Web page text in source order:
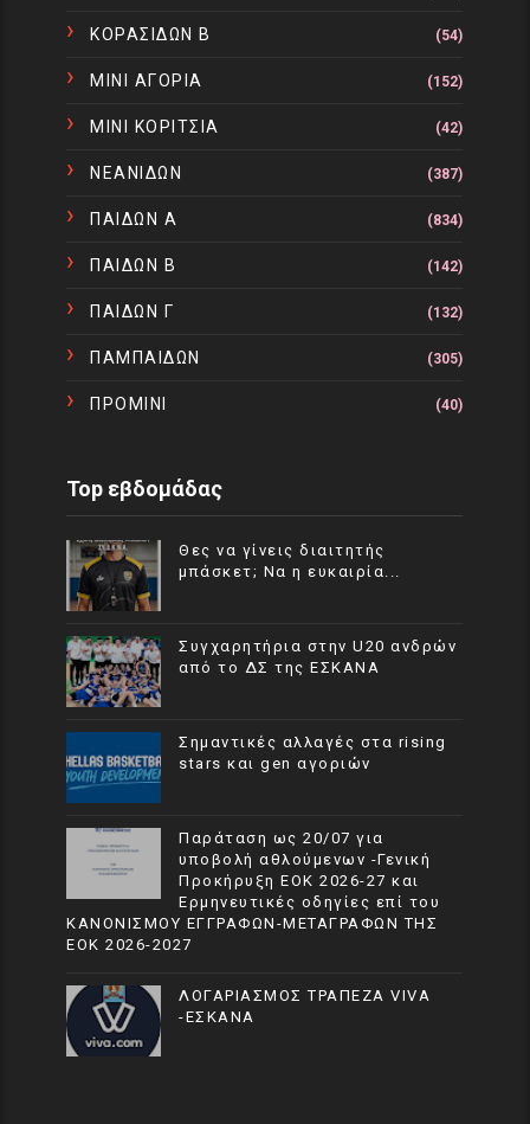
ΚΟΡΑΣΙΔΩΝ Β (54)
ΜΙΝΙ ΑΓΟΡΙΑ (152)
ΜΙΝΙ ΚΟΡΙΤΣΙΑ (42)
ΝΕΑΝΙΔΩΝ (387)
ΠΑΙΔΩΝ Α (834)
ΠΑΙΔΩΝ Β (142)
ΠΑΙΔΩΝ Γ (132)
ΠΑΜΠΑΙΔΩΝ (305)
ΠΡΟΜΙΝΙ (40)
Top εβδομάδας
Θες να γίνεις διαιτητής
μπάσκετ; Να η ευκαιρία...
Συγχαρητήρια στην U20 ανδρών
από το ΔΣ της ΕΣΚΑΝΑ
Σημαντικές αλλαγές στα rising
stars και gen αγοριών
Παράταση ως 20/07 για
υποβολή αθλούμενων -Γενική
Προκήρυξη ΕΟΚ 2026-27 και
Ερμηνευτικές οδηγίες επί του
ΚΑΝΟΝΙΣΜΟΥ ΕΓΓΡΑΦΩΝ-ΜΕΤΑΓΡΑΦΩΝ ΤΗΣ
ΕΟΚ 2026-2027
ΛΟΓΑΡΙΑΣΜΟΣ ΤΡΑΠΕΖΑ VIVA
-ΕΣΚΑΝΑ